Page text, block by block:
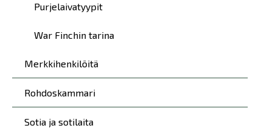
Purjelaivatyypit
War Finchin tarina
Merkkihenkilöitä
Rohdoskammari
Sotia ja sotilaita